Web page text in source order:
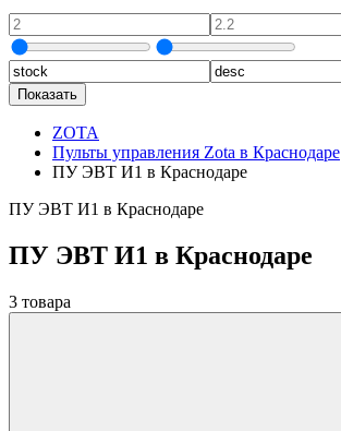
Показать
ZOTA
Пульты управления Zota в Краснодаре
ПУ ЭВТ И1 в Краснодаре
ПУ ЭВТ И1 в Краснодаре
ПУ ЭВТ И1 в Краснодаре
3 товара